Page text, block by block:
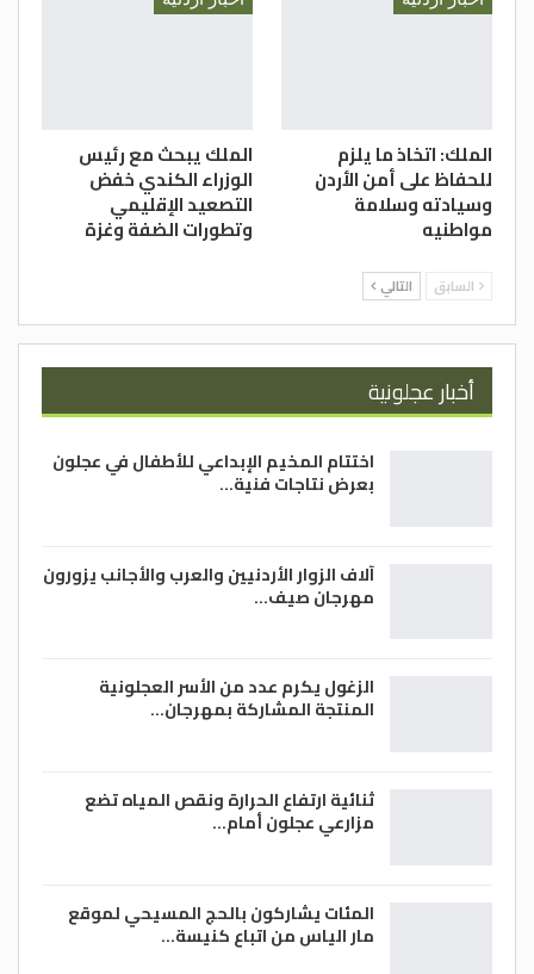
الملك: اتخاذ ما يلزم
للحفاظ على أمن الأردن
وسيادته وسلامة
مواطنيه
الملك يبحث مع رئيس
الوزراء الكندي خفض
التصعيد الإقليمي
وتطورات الضفة وغزة
السابق التالي
أخبار عجلونية
اختتام المخيم الإبداعي للأطفال في عجلون
بعرض نتاجات فنية…
آلاف الزوار الأردنيين والعرب والأجانب يزورون
مهرجان صيف…
الزغول يكرم عدد من الأسر العجلونية
المنتجة المشاركة بمهرجان…
ثنائية ارتفاع الحرارة ونقص المياه تضع
مزارعي عجلون أمام…
المئات يشاركون بالحج المسيحي لموقع
مار الياس من اتباع كنيسة…